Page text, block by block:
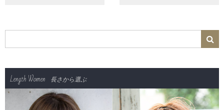
Length Women 長さから選ぶ